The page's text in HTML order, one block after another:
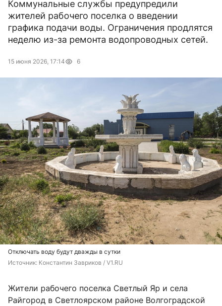
Коммунальные службы предупредили
жителей рабочего поселка о введении
графика подачи воды. Ограничения продлятся
неделю из-за ремонта водопроводных сетей.
15 июня 2026, 17:14 6
Отключать воду будут дважды в сутки
Источник: Константин Завриков / V1.RU
Жители рабочего поселка Светлый Яр и села
Райгород в Светлоярском районе Волгоградской